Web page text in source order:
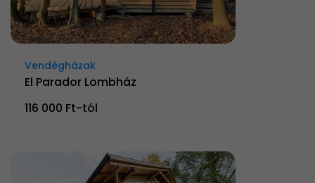
Vendégházak
El Parador Lombház
116 000 Ft-tól